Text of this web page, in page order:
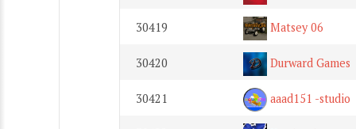
30419 Matsey 06
30420 Durward Games
30421 aaad151 -studio